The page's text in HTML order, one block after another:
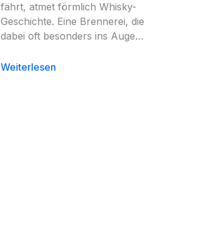
fährt, atmet förmlich Whisky-
Geschichte. Eine Brennerei, die
dabei oft besonders ins Auge…
Weiterlesen